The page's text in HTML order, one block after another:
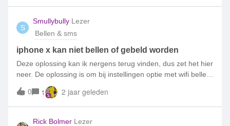
voor Moeten komen.
S
Smullybully Lezer
Bellen & sms
iphone x kan niet bellen of gebeld worden
Deze oplossing kan ik nergens terug vinden, dus zet het hier
neer. De oplossing is om bij instellingen optie met wifi bellen
uit te schakelen. Dit geeft een conflict zodra je in bereik van
wifi bent.
0 1 2 jaar geleden
Rick Bolmer Lezer